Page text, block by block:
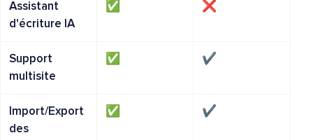
Assistant
d'écriture IA
✅ ❌
Support
multisite
✅ ✔️
Import/Export
des
✅ ✔️